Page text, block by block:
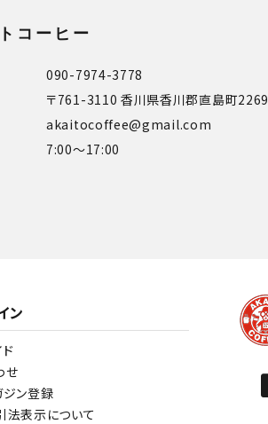
コーヒー
090-7974-3778
〒761-3110 香川県香川郡直島町2269
akaitocoffee@gmail.com
7:00～17:00
ン
せ
ジン登録
法表示について